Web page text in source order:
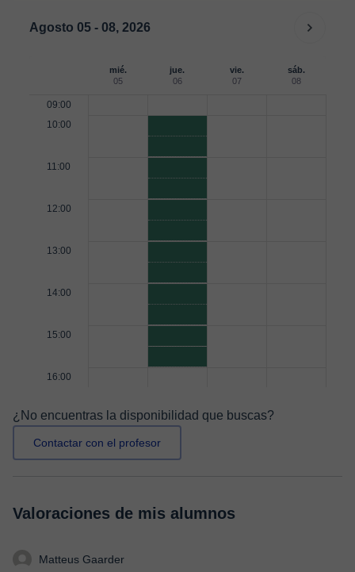
Agosto 05 - 08, 2026
mié.
05
jue.
06
vie.
07
sáb.
08
09:00
10:00
11:00
12:00
13:00
14:00
15:00
16:00
¿No encuentras la disponibilidad que buscas?
Contactar con el profesor
Valoraciones de mis alumnos
Matteus Gaarder